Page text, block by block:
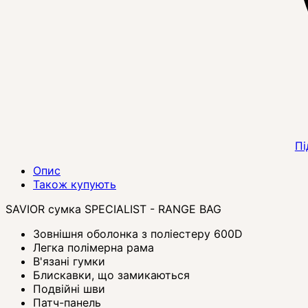
Опис
Також купують
SAVIOR сумка SPECIALIST - RANGE BAG
Зовнішня оболонка з поліестеру 600D
Легка полімерна рама
В'язані гумки
Блискавки, що замикаються
Подвійні шви
Патч-панель